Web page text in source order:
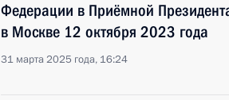
Федерации в Приёмной
в Москве 12 октября 2023 года
31 марта 2025 года, 16:24